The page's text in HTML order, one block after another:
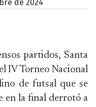
de 2024
partidos, Santa
IV Torneo Nacional
de futsal que se
en la final derrotó a